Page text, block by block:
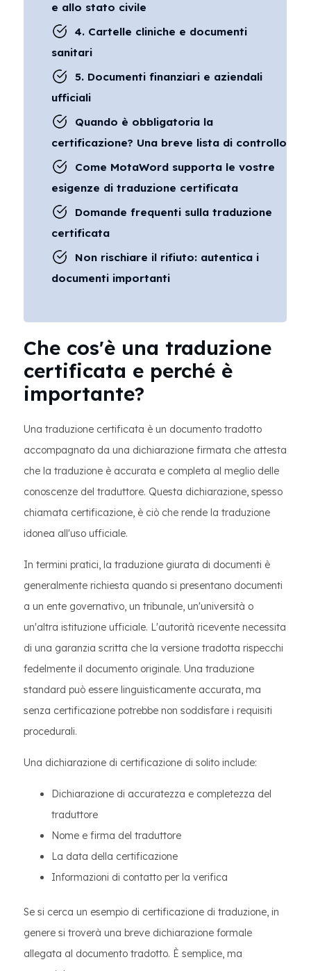
e allo stato civile
4. Cartelle cliniche e documenti
sanitari
5. Documenti finanziari e aziendali
ufficiali
Quando è obbligatoria la
certificazione? Una breve lista di controllo
Come MotaWord supporta le vostre
esigenze di traduzione certificata
Domande frequenti sulla traduzione
certificata
Non rischiare il rifiuto: autentica i
documenti importanti
Che cos'è una traduzione
certificata e perché è
importante?
Una traduzione certificata è un documento tradotto
accompagnato da una dichiarazione firmata che attesta
che la traduzione è accurata e completa al meglio delle
conoscenze del traduttore. Questa dichiarazione, spesso
chiamata certificazione, è ciò che rende la traduzione
idonea all'uso ufficiale.
In termini pratici, la traduzione giurata di documenti è
generalmente richiesta quando si presentano documenti
a un ente governativo, un tribunale, un'università o
un'altra istituzione ufficiale. L'autorità ricevente necessita
di una garanzia scritta che la versione tradotta rispecchi
fedelmente il documento originale. Una traduzione
standard può essere linguisticamente accurata, ma
senza certificazione potrebbe non soddisfare i requisiti
procedurali.
Una dichiarazione di certificazione di solito include:
Dichiarazione di accuratezza e completezza del
traduttore
Nome e firma del traduttore
La data della certificazione
Informazioni di contatto per la verifica
Se si cerca un esempio di certificazione di traduzione, in
genere si troverà una breve dichiarazione formale
allegata al documento tradotto. È semplice, ma